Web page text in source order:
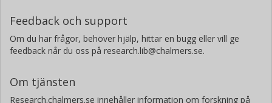
Feedback och support
Om du har frågor, behöver hjälp, hittar en bugg eller vill ge
feedback når du oss på research.lib@chalmers.se.
Om tjänsten
Research.chalmers.se innehåller information om forskning på